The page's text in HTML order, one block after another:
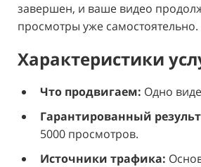
завершен, и ваше видео
просмотры уже самостоятельно.
Характеристики
Что продвигаем: Одно
Гарантированный
5000 просмотров.
Источники трафика: